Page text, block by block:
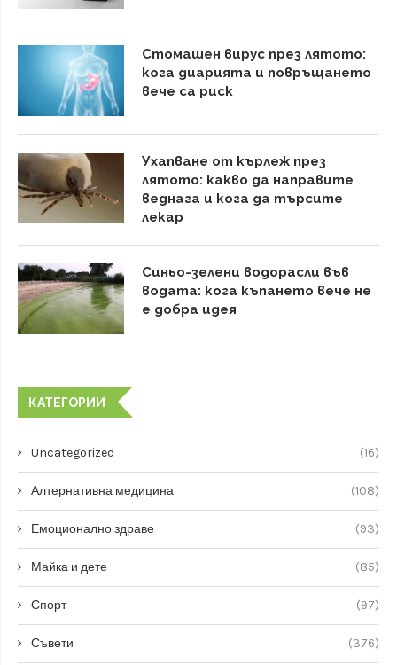
Стомашен вирус през лятото:
кога диарията и повръщането
вече са риск
Ухапване от кърлеж през
лятото: какво да направите
веднага и кога да търсите
лекар
Синьо-зелени водорасли във
водата: кога къпането вече не
е добра идея
КАТЕГОРИИ
Uncategorized (16)
Алтернативна медицина (108)
Емоционално здраве (93)
Майка и дете (85)
Спорт (97)
Съвети (376)